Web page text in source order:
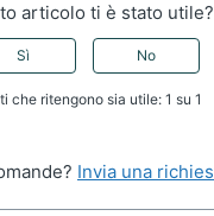
articolo ti è stato utile?
Sì No
che ritengono sia utile: 1 su 1
Invia una